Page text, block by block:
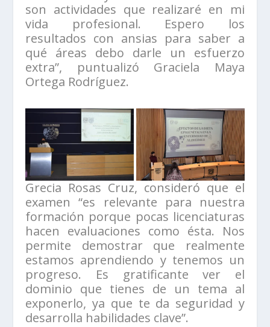
son actividades que realizaré en mi
vida profesional. Espero los
resultados con ansias para saber a
qué áreas debo darle un esfuerzo
extra”, puntualizó Graciela Maya
Ortega Rodríguez.
Grecia Rosas Cruz, consideró que el
examen “es relevante para nuestra
formación porque pocas licenciaturas
hacen evaluaciones como ésta. Nos
permite demostrar que realmente
estamos aprendiendo y tenemos un
progreso. Es gratificante ver el
dominio que tienes de un tema al
exponerlo, ya que te da seguridad y
desarrolla habilidades clave”.